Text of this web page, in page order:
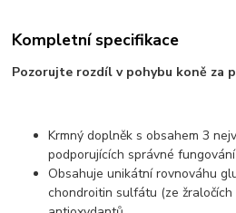
Kompletní specifikace
Pozorujte rozdíl v pohybu koně za
Krmný doplněk s obsahem 3
podporujících správné
Obsahuje unikátní rovnováhu
chondroitin sulfátu (ze